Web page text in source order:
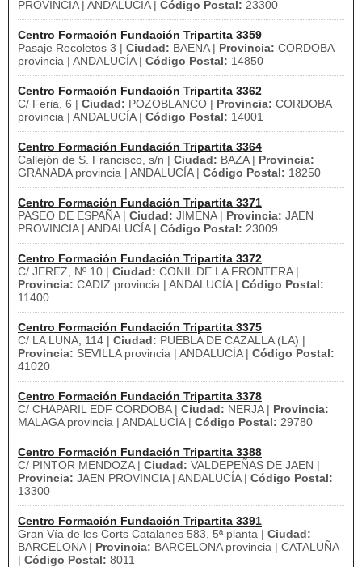
PROVINCIA | ANDALUCÍA | Código Postal: 23300
Centro Formación Fundación Tripartita 3359
Pasaje Recoletos 3 | Ciudad: BAENA | Provincia: CORDOBA
provincia | ANDALUCÍA | Código Postal: 14850
Centro Formación Fundación Tripartita 3362
C/ Feria, 6 | Ciudad: POZOBLANCO | Provincia: CORDOBA
provincia | ANDALUCÍA | Código Postal: 14001
Centro Formación Fundación Tripartita 3364
Callejón de S. Francisco, s/n | Ciudad: BAZA | Provincia:
GRANADA provincia | ANDALUCÍA | Código Postal: 18250
Centro Formación Fundación Tripartita 3371
PASEO DE ESPAÑA | Ciudad: JIMENA | Provincia: JAEN
PROVINCIA | ANDALUCÍA | Código Postal: 23009
Centro Formación Fundación Tripartita 3372
C/ JEREZ, Nº 10 | Ciudad: CONIL DE LA FRONTERA |
Provincia: CADIZ provincia | ANDALUCÍA | Código Postal:
11400
Centro Formación Fundación Tripartita 3375
C/ LA LUNA, 114 | Ciudad: PUEBLA DE CAZALLA (LA) |
Provincia: SEVILLA provincia | ANDALUCÍA | Código Postal:
41020
Centro Formación Fundación Tripartita 3378
C/ CHAPARIL EDF CORDOBA | Ciudad: NERJA | Provincia:
MALAGA provincia | ANDALUCÍA | Código Postal: 29780
Centro Formación Fundación Tripartita 3388
C/ PINTOR MENDOZA | Ciudad: VALDEPEÑAS DE JAEN |
Provincia: JAEN PROVINCIA | ANDALUCÍA | Código Postal:
13300
Centro Formación Fundación Tripartita 3391
Gran Vía de les Corts Catalanes 583, 5ª planta | Ciudad:
BARCELONA | Provincia: BARCELONA provincia | CATALUÑA
| Código Postal: 8011